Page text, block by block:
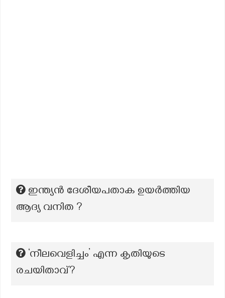
ഇന്ത്യൻ ദേശീയപതാക ഉയർത്തിയ
ആദ്യ വനിത ?
‘നീലവെളിച്ചം’ എന്ന കൃതിയുടെ
രചയിതാവ്?